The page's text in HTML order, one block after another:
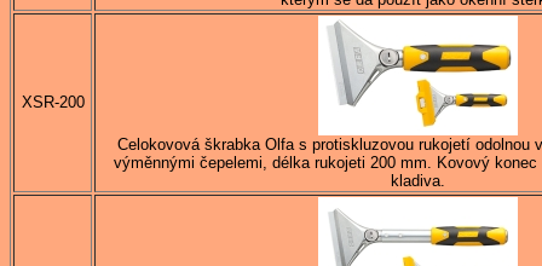
XSR-200
Celokovová škrabka Olfa s protiskluzovou rukojetí odolnou
výměnnými čepelemi, délka rukojeti 200 mm. Kovový
kladiva.